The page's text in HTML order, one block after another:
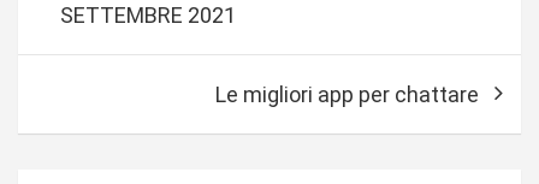
i
a
SETTEMBRE 2021
Le migliori app per chattare